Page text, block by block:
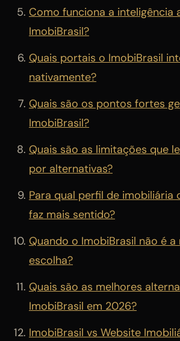
Como funciona a inteligência
ImobiBrasil?
Quais portais o ImobiBrasil
nativamente?
Quais são os pontos fortes
ImobiBrasil?
Quais são as limitações que
por alternativas?
Para qual perfil de imobiliária
faz mais sentido?
Quando o ImobiBrasil não é a
escolha?
Quais são as melhores
ImobiBrasil em 2026?
ImobiBrasil vs Website